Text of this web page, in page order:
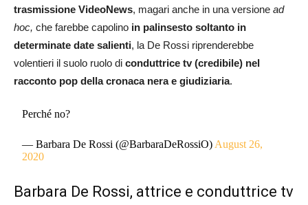
trasmissione VideoNews, magari anche in una versione ad
hoc, che farebbe capolino in palinsesto soltanto in
determinate date salienti, la De Rossi riprenderebbe
volentieri il suolo ruolo di conduttrice tv (credibile) nel
racconto pop della cronaca nera e giudiziaria.
Perché no?
— Barbara De Rossi (@BarbaraDeRossiO) August 26,
2020
Barbara De Rossi, attrice e conduttrice tv